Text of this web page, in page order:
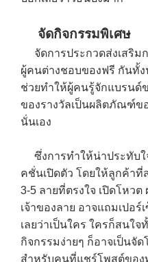
จัดกิจกรรมพิเศษ
จัดการประกวดส่งเสริม
ผู้คนต่างชอบของฟรี กันทั้ง
ช่วยทำให้ผู้คนรู้จักแบรนด์
ของรางวัลเป็นผลิตภัณฑ์ข
นั่นเอง
ซึ่งการทำให้น่าประทับใ
คชั่นเปิดตัว โดยให้ลูกค้า
3-5 ลายที่ตรงใจ เปิดโหว
เจ้าของลาย อาจแถมเปอ
เลยว่าเป็นใคร ใครก็สนใ
กิจกรรมง่ายๆ ก็อาจเป็นจั
สำหรับคนที่แชร์โพสต์ของ